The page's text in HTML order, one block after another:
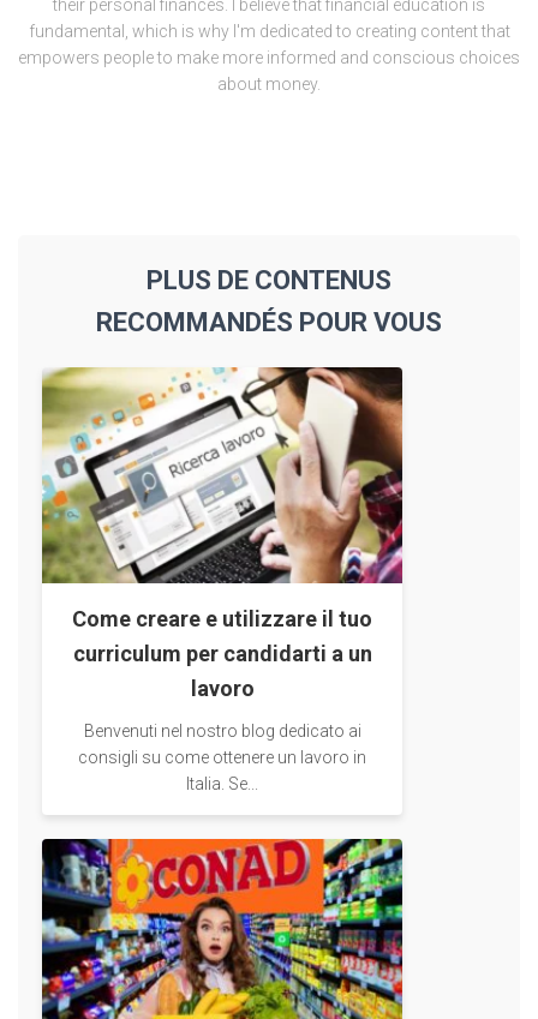
their personal finances. I believe that financial education is
fundamental, which is why I'm dedicated to creating content that
empowers people to make more informed and conscious choices
about money.
PLUS DE CONTENUS
RECOMMANDÉS POUR VOUS
Come creare e utilizzare il tuo
curriculum per candidarti a un
lavoro
Benvenuti nel nostro blog dedicato ai
consigli su come ottenere un lavoro in
Italia. Se...